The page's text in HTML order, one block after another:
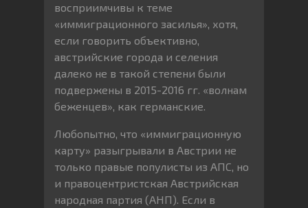
восприимчивы к теме
«иммиграционного засилья», хотя,
если говорить объективно,
австрийские города и селения
далеко не в такой степени были
подвержены в 2015-2016 гг. «волнам
беженцев», как германские.
Любопытно, что «иммиграционную
карту» разыгрывали в Австрии не
только правые популисты из АПС, но
и правоцентристская Австрийская
народная партия (АНП). Если в